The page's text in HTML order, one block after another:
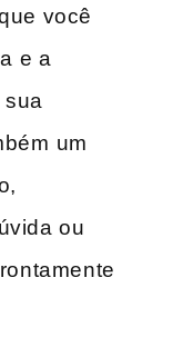
você
⁤e a
um
ou